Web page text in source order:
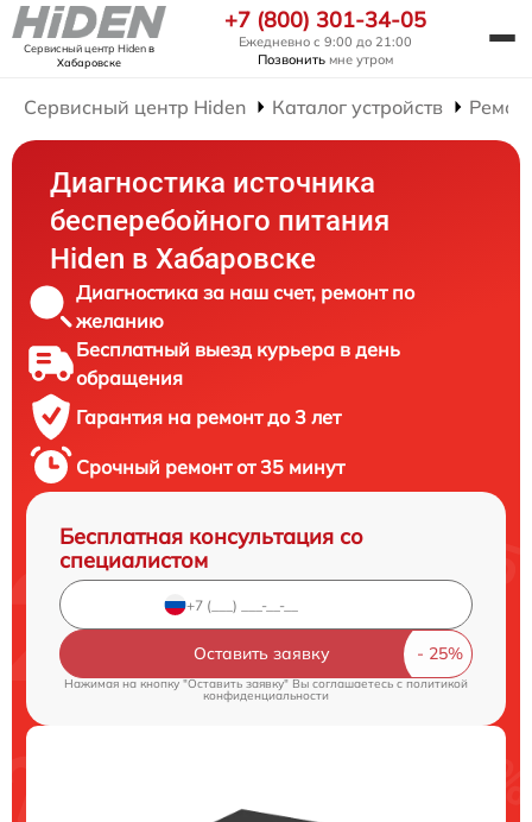
Сервисный центр Hidenв
Хабаровске
+7 (800) 301-34-05
Ежедневно с 9:00 до 21:00
Позвонить мне утром
Сервисный центр Hiden Каталог устройств
Диагностика источника
бесперебойного питания
Hiden в Хабаровске
Диагностика за наш счет, ремонт по
желанию
Бесплатный выезд курьера в день
обращения
Гарантия на ремонт до 3 лет
Срочный ремонт от 35 минут
Бесплатная консультация со
специалистом
Оставить заявку
Нажимая на кнопку "Оставить заявку" Вы соглашаетесь c политикой
конфиденциальности